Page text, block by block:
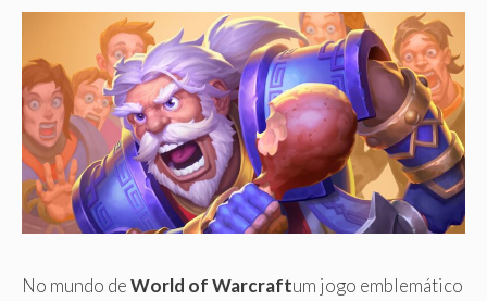
No mundo deWorld of Warcraftum jogo emblemático